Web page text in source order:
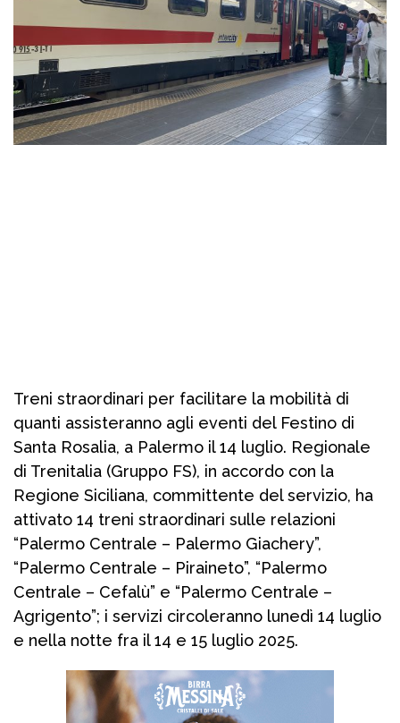
Treni straordinari per facilitare la mobilità di
quanti assisteranno agli eventi del Festino di
Santa Rosalia, a Palermo il 14 luglio. Regionale
di Trenitalia (Gruppo FS), in accordo con la
Regione Siciliana, committente del servizio, ha
attivato 14 treni straordinari sulle relazioni
“Palermo Centrale – Palermo Giachery”,
“Palermo Centrale – Piraineto”, “Palermo
Centrale – Cefalù” e “Palermo Centrale –
Agrigento”; i servizi circoleranno lunedì 14 luglio
e nella notte fra il 14 e 15 luglio 2025.